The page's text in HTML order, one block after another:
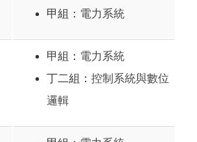
甲組： 電力系統
甲組： 電力系統
丁二組： 控制系統與數位
邏輯